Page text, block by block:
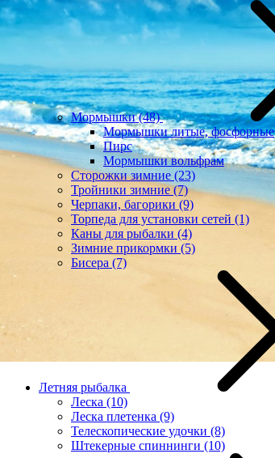
Мормышки(48)
Мормышки литые, фосфорные
Пирс
Мормышки вольфрам
Сторожки зимние (23)
Тройники зимние(7)
Черпаки, багорики (9)
Торпеда для установки сетей (1)
Каны для рыбалки (4)
Зимние прикормки (5)
Бисера (7)
Летняя рыбалка
Леска (10)
Леска плетенка (9)
Телескопические удочки (8)
Штекерные спиннинги (10)